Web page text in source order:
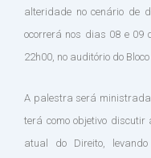
alteridade no cenário de
ocorrerá nos dias 08 e 09
22h00, no auditório do
A palestra será
terá como objetivo
atual do Direito,